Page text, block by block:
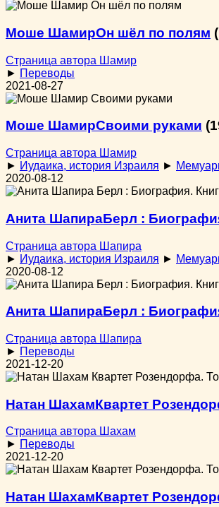
Моше ШамирОн шёл по полям
Страница автора Шамир
► Переводы
2021-08-27
Моше ШамирСвоими руками
Страница автора Шамир
► Иудаика, история Израиля ►
2020-08-12
Анита ШапираБерл :
Страница автора Шапира
► Иудаика, история Израиля ►
2020-08-12
Анита ШапираБерл :
Страница автора Шапира
► Переводы
2021-12-20
Натан ШахамКвартет
Страница автора Шахам
► Переводы
2021-12-20
Натан ШахамКвартет